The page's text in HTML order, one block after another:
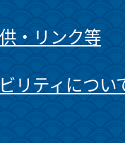
・リンク等
リティについ